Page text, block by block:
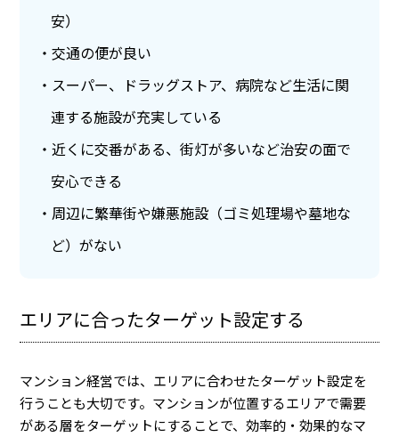
安）
交通の便が良い
スーパー、ドラッグストア、病院など生活に関
連する施設が充実している
近くに交番がある、街灯が多いなど治安の面で
安心できる
周辺に繁華街や嫌悪施設（ゴミ処理場や墓地な
ど）がない
エリアに合ったターゲット設定する
マンション経営では、エリアに合わせたターゲット設定を
行うことも大切です。 マンションが位置するエリアで需要
がある層をターゲットにすることで、効率的・効果的なマ